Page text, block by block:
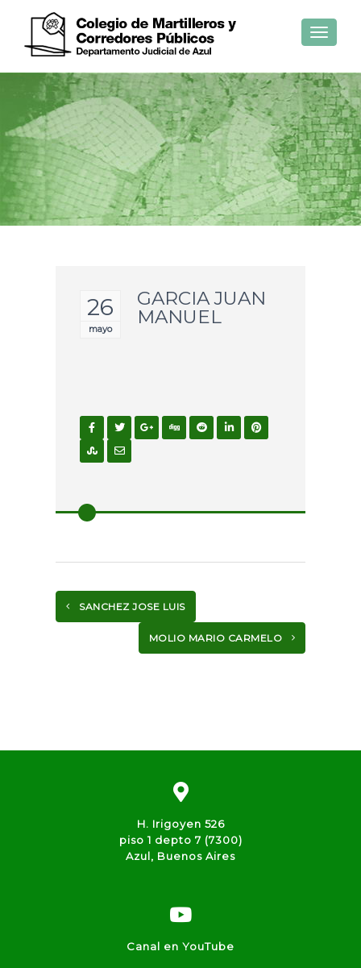
Toggle
26
mayo
GARCIA JUAN
MANUEL
SANCHEZ JOSE LUIS
MOLIO MARIO CARMELO
H. Irigoyen 526
piso 1 depto 7 (7300)
Azul, Buenos Aires
Canal en YouTube